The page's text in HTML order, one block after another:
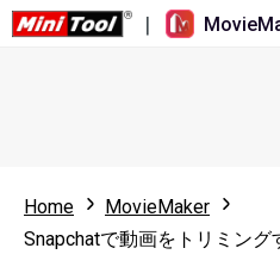
|
更新履歴
リソース
Home
MovieMaker
Snapchatで動画をトリミング